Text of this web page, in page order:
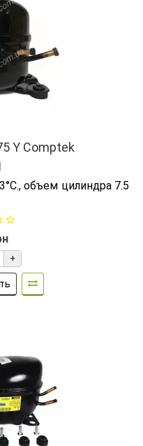
Y Comptek
объем цилиндра 7.5
+